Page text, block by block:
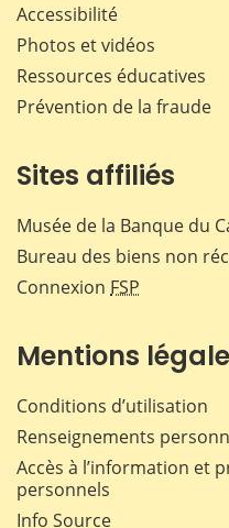
Accessibilité
Photos et vidéos
Ressources éducatives
Prévention de la fraude
Sites affiliés
Musée de la Banque du
Bureau des biens non
Connexion FSP
Mentions
Conditions d’utilisation
Renseignements
Accès à l’information et
personnels
Info Source